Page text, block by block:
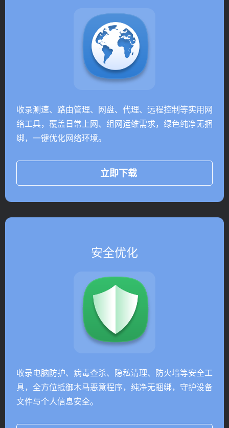
收录测速、路由管理、网盘、代理、远程控制等实用网
络工具，覆盖日常上网、组网运维需求，绿色纯净无捆
绑，一键优化网络环境。
立即下载
安全优化
收录电脑防护、病毒查杀、隐私清理、防火墙等安全工
具，全方位抵御木马恶意程序，纯净无捆绑，守护设备
文件与个人信息安全。